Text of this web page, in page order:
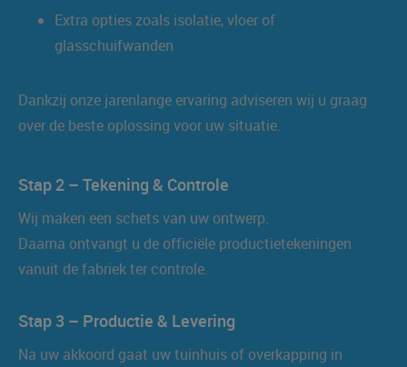
Extra opties zoals isolatie, vloer of
glasschuifwanden
Dankzij onze jarenlange ervaring adviseren wij u graag
over de beste oplossing voor uw situatie.
Stap 2 – Tekening & Controle
Wij maken een schets van uw ontwerp.
Daarna ontvangt u de officiële productietekeningen
vanuit de fabriek ter controle.
Stap 3 – Productie & Levering
Na uw akkoord gaat uw tuinhuis of overkapping in